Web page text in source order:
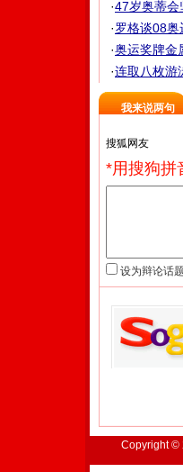
·47岁奥蒂会
·罗格谈08奥
·奥运奖牌金
·连取八枚游
我来说两句
*用搜狗拼
设为辩论话
Copyright ©